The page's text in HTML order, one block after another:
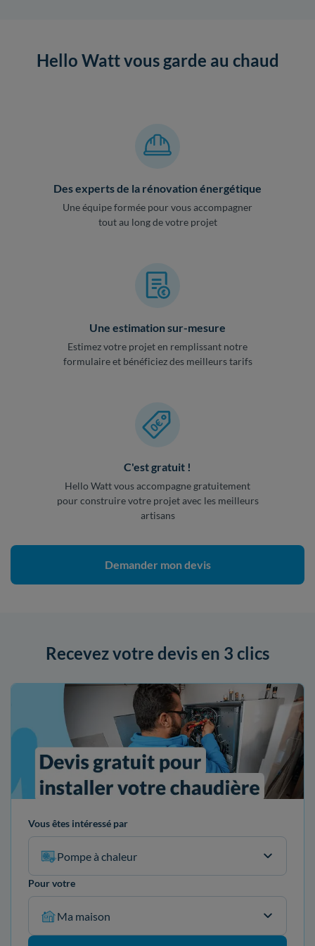
Hello Watt vous garde au chaud
Des experts de la rénovation énergétique
Une équipe formée pour vous accompagner
tout au long de votre projet
Une estimation sur-mesure
Estimez votre projet en remplissant notre
formulaire et bénéficiez des meilleurs tarifs
C'est gratuit !
Hello Watt vous accompagne gratuitement
pour construire votre projet avec les meilleurs
artisans
Demander mon devis
Recevez votre devis en 3 clics
Vous êtes intéressé par
Pompe à chaleur
Pour votre
Ma maison